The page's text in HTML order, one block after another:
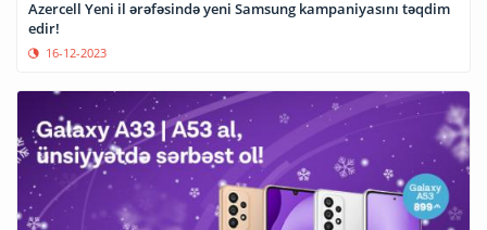
Azercell Yeni il ərəfəsində yeni Samsung kampaniyasını təqdim
16-12-2023